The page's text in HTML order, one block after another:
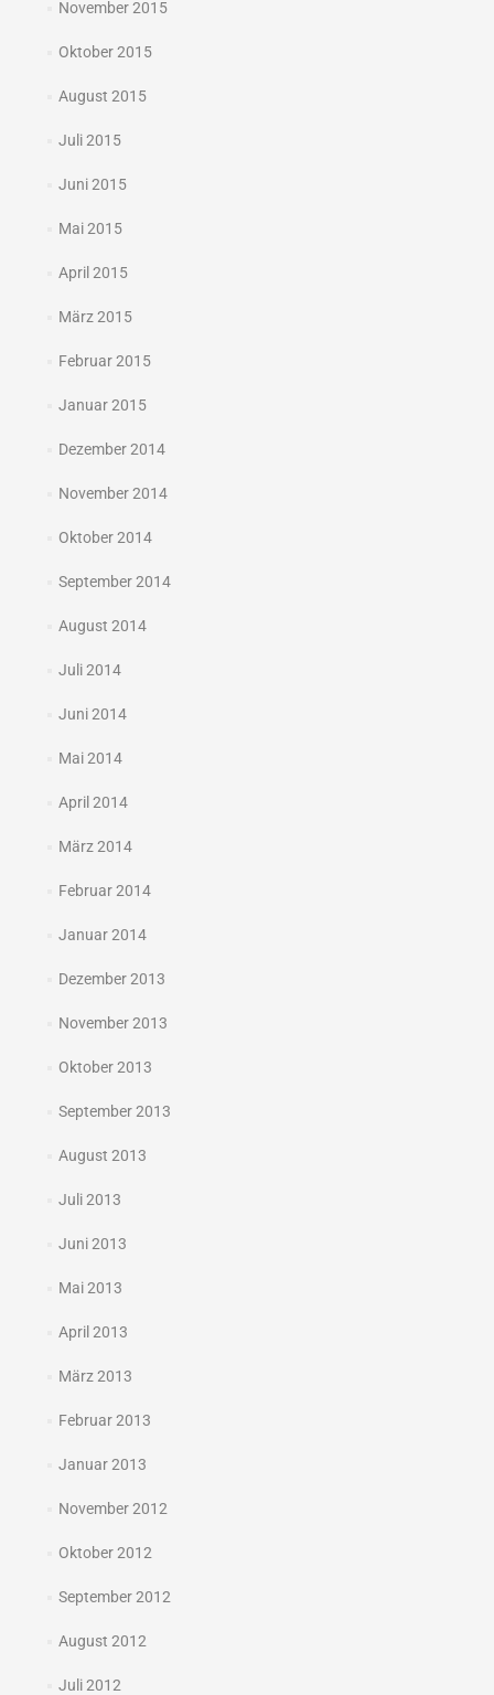
November 2015
Oktober 2015
August 2015
Juli 2015
Juni 2015
Mai 2015
April 2015
März 2015
Februar 2015
Januar 2015
Dezember 2014
November 2014
Oktober 2014
September 2014
August 2014
Juli 2014
Juni 2014
Mai 2014
April 2014
März 2014
Februar 2014
Januar 2014
Dezember 2013
November 2013
Oktober 2013
September 2013
August 2013
Juli 2013
Juni 2013
Mai 2013
April 2013
März 2013
Februar 2013
Januar 2013
November 2012
Oktober 2012
September 2012
August 2012
Juli 2012